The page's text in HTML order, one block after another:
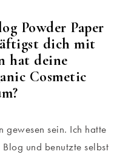
Powder Paper
dich mit
hat deine
Cosmetic
gewesen sein. Ich hatte
und benutzte selbst